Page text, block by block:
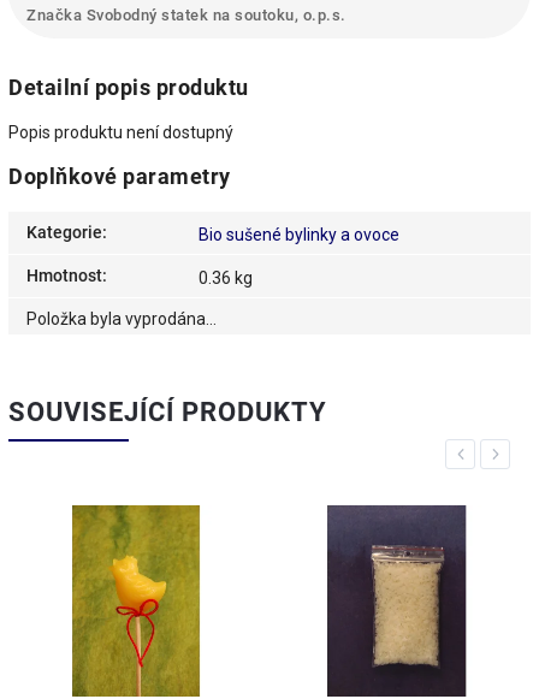
Značka Svobodný statek na soutoku, o.p.s.
Detailní popis produktu
Popis produktu není dostupný
Doplňkové parametry
Kategorie: Bio sušené bylinky a ovoce
Hmotnost: 0.36 kg
Položka byla vyprodána…
SOUVISEJÍCÍ PRODUKTY
Previous
Next